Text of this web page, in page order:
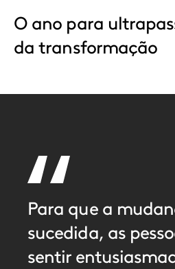
O ano para
da transformação
Para que a
sucedida, as
sentir